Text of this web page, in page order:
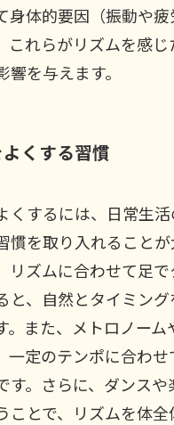
身体的要因（振動や
これらがリズムを感
響を与えます。
くする習慣
くするには、日常生
慣を取り入れること
リズムに合わせて足
と、自然とタイミン
。また、メトロノーム
一定のテンポに合わ
す。さらに、ダンス
ことで、リズムを体